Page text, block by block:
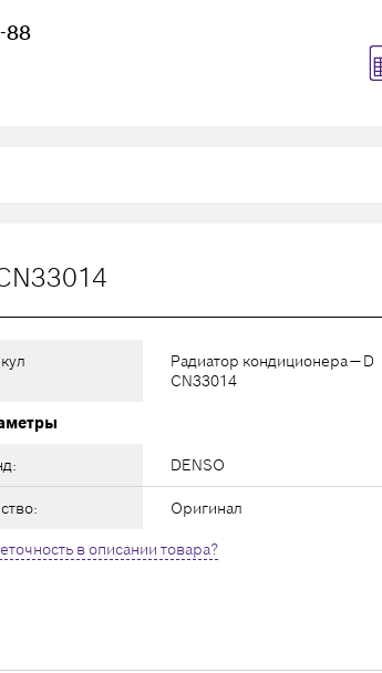
88
Радиатор кондиционера — D
CN33014
DENSO
Оригинал
в описании товара?